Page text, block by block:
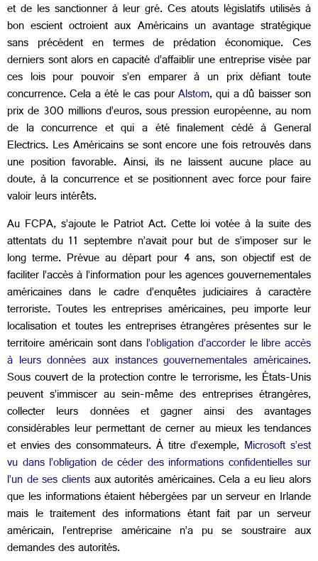
et de les sanctionner à leur gré. Ces atouts législatifs utilisés à
bon escient octroient aux Américains un avantage stratégique
sans précédent en termes de prédation économique. Ces
derniers sont alors en capacité d’affaiblir une entreprise visée par
ces lois pour pouvoir s’en emparer à un prix défiant toute
concurrence. Cela a été le cas pourAlstom, qui a dû baisser son
prix de 300 millions d’euros, sous pression européenne, au nom
de la concurrence et qui a été finalement cédé à General
Electrics. Les Américains se sont encore une fois retrouvés dans
une position favorable. Ainsi, ils ne laissent aucune place au
doute, à la concurrence et se positionnent avec force pour faire
valoir leurs intérêts.
Au FCPA, s’ajoute le Patriot Act. Cette loi votée à la suite des
attentats du 11 septembre n’avait pour but de s’imposer sur le
long terme. Prévue au départ pour 4 ans, son objectif est de
faciliter l’accès à l’information pour les agences gouvernementales
américaines dans le cadre d’enquêtes judiciaires à caractère
terroriste. Toutes les entreprises américaines, peu importe leur
localisation et toutes les entreprises étrangères présentes sur le
territoire américain sont dans l’obligation d’accorder le libre accès
à leurs données aux instances gouvernementales américaines.
Sous couvert de la protection contre le terrorisme, les États-Unis
peuvent s’immiscer au sein-même des entreprises étrangères,
collecter leurs données et gagner ainsi des avantages
considérables leur permettant de cerner au mieux les tendances
et envies des consommateurs. À titre d’exemple, Microsoft s’est
vu dans l’obligation de céder des informations confidentielles sur
l’un de ses clientsaux autorités américaines. Cela a eu lieu alors
que les informations étaient hébergées par un serveur en Irlande
mais le traitement des informations étant fait par un serveur
américain, l’entreprise américaine n’a pu se soustraire aux
demandes des autorités.